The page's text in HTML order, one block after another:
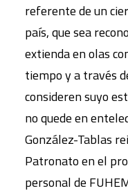
referente de un
país, que sea
extienda en olas
tiempo y a través
consideren suyo
no quede en
González-Tablas
Patronato en el
personal de